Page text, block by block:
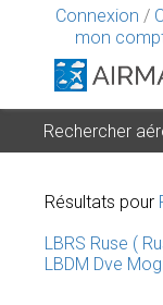
Connexion /
mon
Rechercher
Résultats pour
LBRS Ruse (
LBDM Dve